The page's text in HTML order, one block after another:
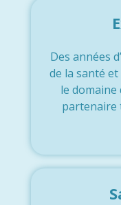
Des années
de la santé
le
partenaire